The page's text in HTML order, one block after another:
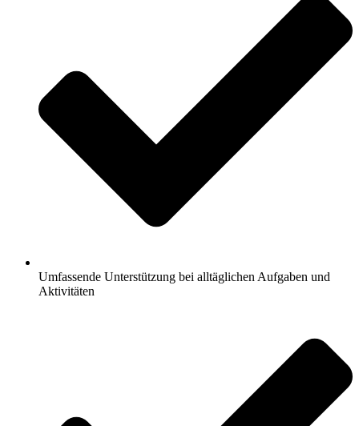
Umfassende Unterstützung bei alltäglichen Aufgaben und
Aktivitäten